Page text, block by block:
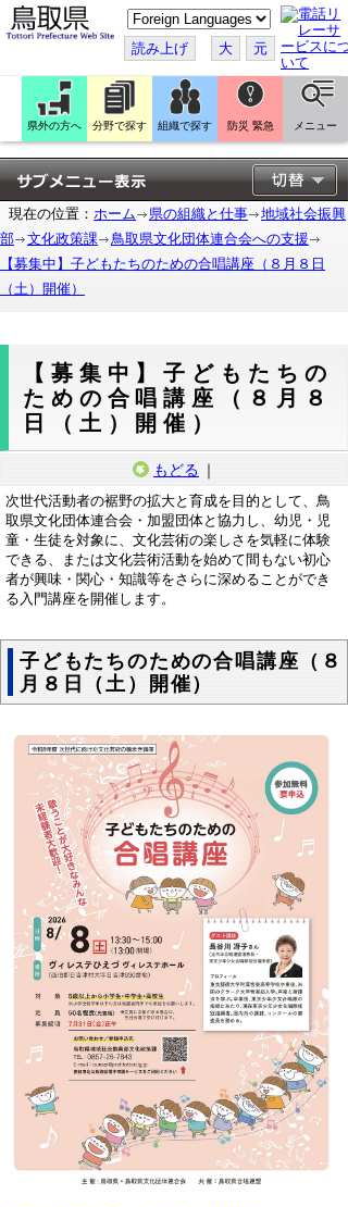
こ
の
ペ
ー
ジ
翻
訳
す
る
読み上げ 大 元
県外の方へ 分野で探す 組織で探す 防災 緊急 メニュー
現在の位置： ホーム 県の組織と仕事
地域社会振興
部
文化政策課
鳥取県文化団体連合会への支援
【募集中】子どもたちのための合唱講座（８月８日
（土）開催）
【募集中】子どもたちの
ための合唱講座（８月８
日（土）開催）
もどる ｜
次世代活動者の裾野の拡大と育成を目的として、鳥
取県文化団体連合会・加盟団体と協力し、幼児・児
童・生徒を対象に、文化芸術の楽しさを気軽に体験
できる、または文化芸術活動を始めて間もない初心
者が興味・関心・知識等をさらに深めることができ
る入門講座を開催します。
子どもたちのための合唱講座（８
月８日（土）開催）